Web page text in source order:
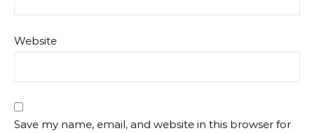
Website
Save my name, email, and website in this browser for